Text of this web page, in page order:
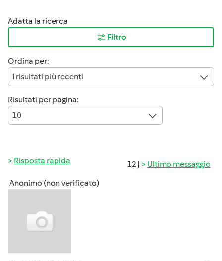
Adatta la ricerca
Filtro
Ordina per:
I risultati più recenti
Risultati per pagina:
10
12 | Ultimo messaggio
Risposta rapida
Anonimo (non verificato)